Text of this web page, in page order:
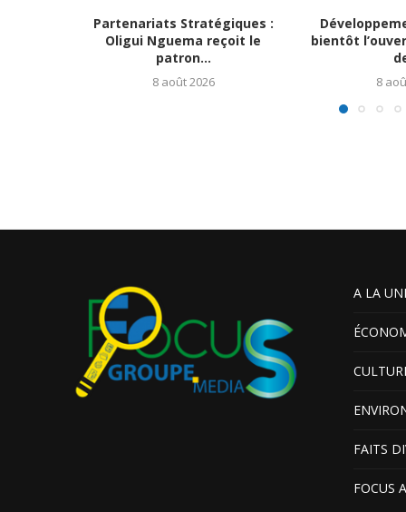
Partenariats Stratégiques :
Oligui Nguema reçoit le
patron...
8 août 2026
bientôt
8
A LA
FAITS
FOCUS